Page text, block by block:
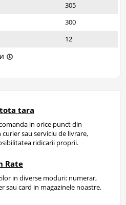
305
300
12
tara
in orice punct din
sau serviciu de livrare,
ridicarii proprii.
Rate
in diverse moduri: numerar,
sau card in magazinele noastre.